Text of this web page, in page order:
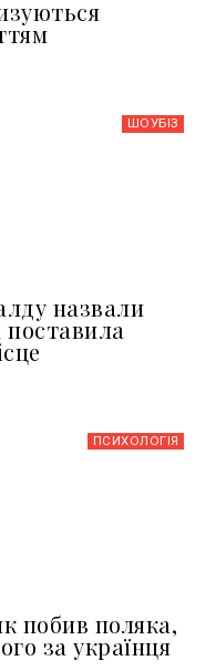
ШОУБIЗ
назвали
ПСИХОЛОГІЯ
побив поляка,
за українця